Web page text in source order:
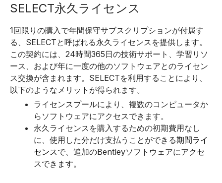
SELECT永久ライセンス
1回限りの購入で年間保守サブスクリプションが付属す
る、SELECTと呼ばれる永久ライセンスを提供します。
この契約には、24時間365日の技術サポート、学習リソ
ース、および年に一度の他のソフトウェアとのライセン
ス交換が含まれます。 SELECTを利用することにより、
以下のようなメリットが得られます。
ライセンスプールにより、複数のコンピュータか
らソフトウェアにアクセスできます。
永久ライセンスを購入するための初期費用なし
に、使用した分だけ支払うことができる期間ライ
センスで、追加のBentleyソフトウェアにアクセ
スできます。